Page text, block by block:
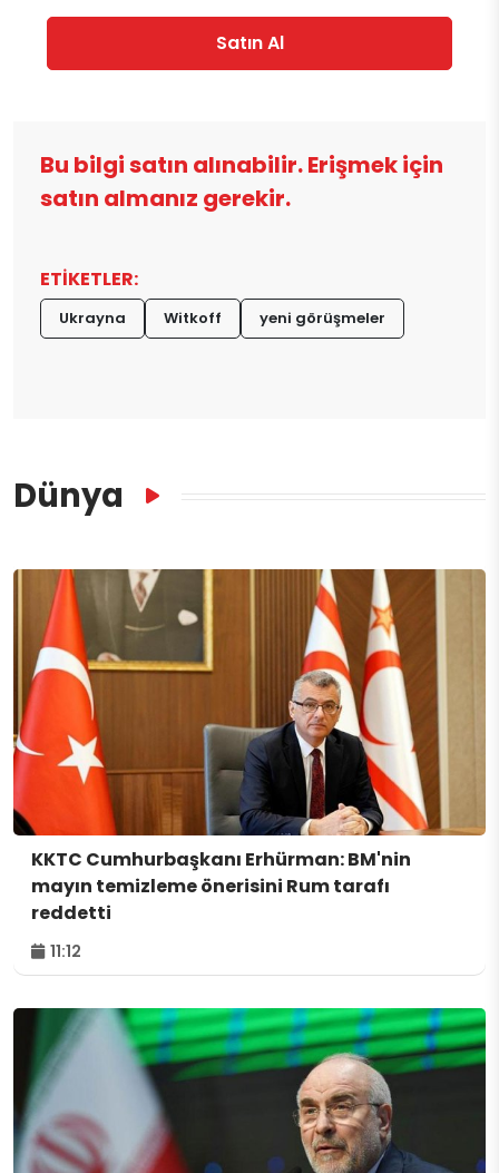
Satın Al
Bu bilgi satın alınabilir. Erişmek için
satın almanız gerekir.
ETİKETLER:
Ukrayna Witkoff yeni görüşmeler
Dünya
KKTC Cumhurbaşkanı Erhürman: BM'nin
mayın temizleme önerisini Rum tarafı
reddetti
11:12